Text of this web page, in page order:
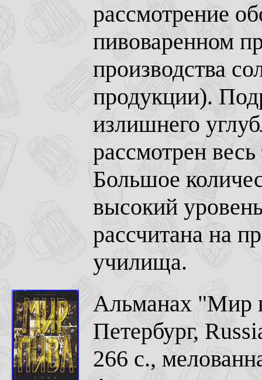
рассмотрение
пивоваренном
производства
продукции).
излишнего
рассмотрен
Большое
высокий
рассчитана на
училища.
Альманах "Мир
Петербург,
266 с.,